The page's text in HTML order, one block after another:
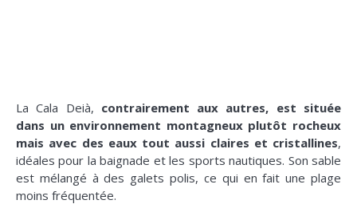
La Cala Deià, contrairement aux autres, est située
dans un environnement montagneux plutôt rocheux
mais avec des eaux tout aussi claires et cristallines,
idéales pour la baignade et les sports nautiques. Son sable
est mélangé à des galets polis, ce qui en fait une plage
moins fréquentée.